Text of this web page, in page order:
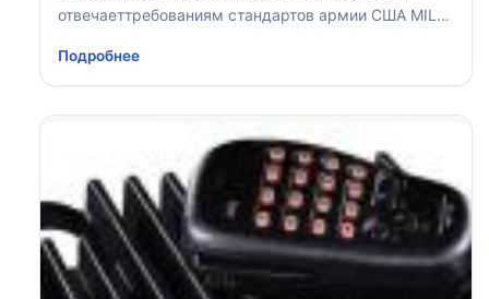
отвечаеттребованиям стандартов армии США MIL-
Подробнее